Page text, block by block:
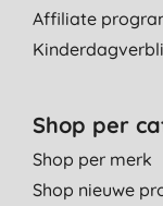
Affiliate
Shop per
Shop per merk
Shop nieuwe